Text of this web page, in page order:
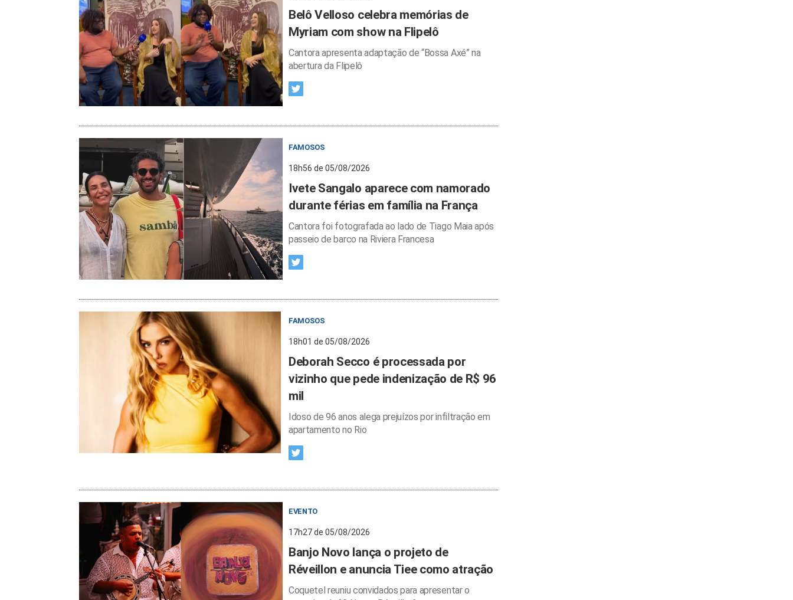
Belô Velloso celebra memórias de
Myriam com show na Flipelô
Cantora apresenta adaptação de “Bossa Axé” na
abertura da Flipelô
FAMOSOS
18h56 de 05/08/2026
Ivete Sangalo aparece com namorado
durante férias em família na França
Cantora foi fotografada ao lado de Tiago Maia após
passeio de barco na Riviera Francesa
FAMOSOS
18h01 de 05/08/2026
Deborah Secco é processada por
vizinho que pede indenização de R$ 96
mil
Idoso de 96 anos alega prejuízos por infiltração em
apartamento no Rio
EVENTO
17h27 de 05/08/2026
Banjo Novo lança o projeto de
Réveillon e anuncia Tiee como atração
Coquetel reuniu convidados para apresentar o